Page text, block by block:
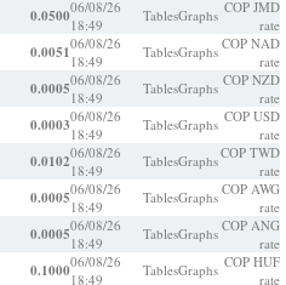
0.050006/08/26
18:49
TablesGraphs COP JMD
rate
0.005106/08/26
18:49
TablesGraphs COP NAD
rate
0.000506/08/26
18:49
TablesGraphs COP NZD
rate
0.000306/08/26
18:49
TablesGraphs COP USD
rate
0.010206/08/26
18:49
TablesGraphsCOP TWD
rate
0.000506/08/26
18:49
TablesGraphs COP AWG
rate
0.000506/08/26
18:49
TablesGraphs COP ANG
rate
0.100006/08/26
18:49
TablesGraphs COP HUF
rate